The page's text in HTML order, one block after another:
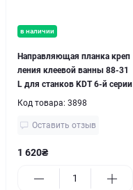
в наличии
Направляющая планка креп
ления клеевой ванны 88-31
L для станков KDT 6-й серии
Код товара: 3898
Оставить отзыв
1 620₴